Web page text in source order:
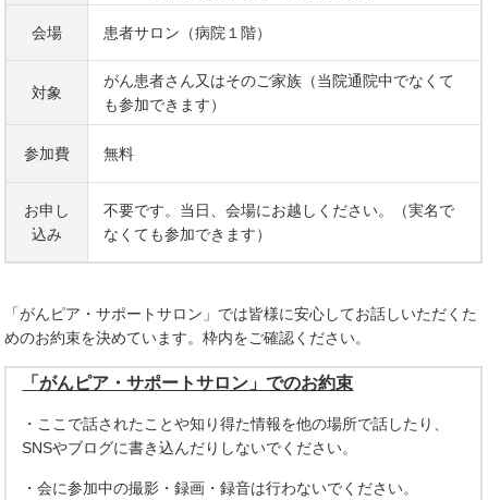
会場 患者サロン（病院１階）
対象
がん患者さん又はそのご家族（当院通院中でなくて
も参加できます）
参加費 無料
お申し
込み
不要です。当日、会場にお越しください。（実名で
なくても参加できます）
「がんピア・サポートサロン」では皆様に安心してお話しいただくた
めのお約束を決めています。枠内をご確認ください。
「がんピア・サポートサロン」でのお約束
・ここで話されたことや知り得た情報を他の場所で話したり、
SNSやブログに書き込んだりしないでください。
・会に参加中の撮影・録画・録音は行わないでください。